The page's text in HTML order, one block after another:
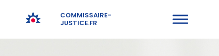
COMMISSAIRE-
JUSTICE.FR